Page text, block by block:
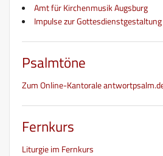
Amt für Kirchenmusik Augsburg
Impulse zur
Psalmtöne
Zum Online-Kantorale
Fernkurs
Liturgie im Fernkurs